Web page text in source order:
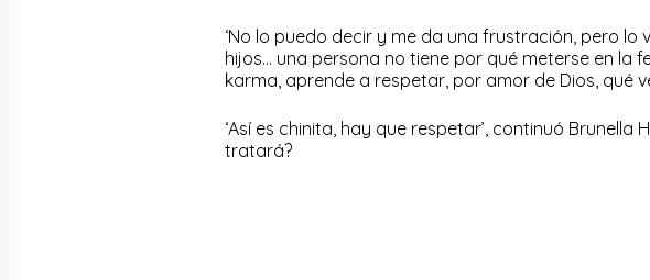
‘No lo puedo decir y me da una frustración, pero
hijos… una persona no tiene por qué meterse en la
karma, aprende a respetar, por amor de Dios, qué
‘Así es chinita, hay que respetar’, continuó Brunella
tratará?